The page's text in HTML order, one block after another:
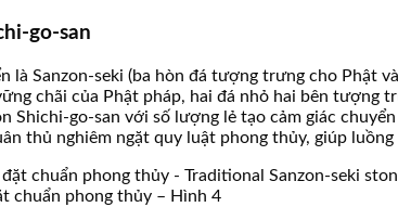
go-san
Sanzon-seki (ba hòn đá tượng trưng cho Phật
chãi của Phật pháp, hai đá nhỏ hai bên tượng
go-san với số lượng lẻ tạo cảm giác
thủ nghiêm ngặt quy luật phong thủy, giúp
chuẩn phong thủy – Hình 4